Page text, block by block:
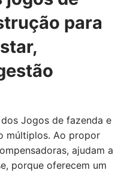
para
Jogos de fazenda e
múltiplos. Ao propor
ajudam a
porque oferecem um